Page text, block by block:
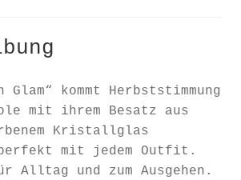
Glam“ kommt Herbststimmung
mit ihrem Besatz aus
Kristallglas
perfekt mit jedem Outfit.
Alltag und zum Ausgehen.